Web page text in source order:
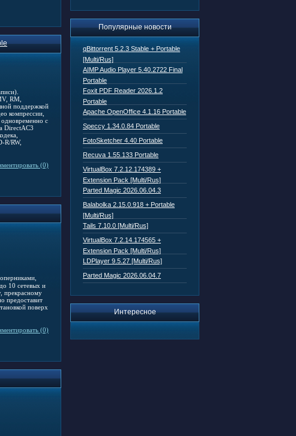
Популярные новости
qBittorrent 5.2.3 Stable + Portable
[Multi/Rus]
AIMP Audio Player 5.40.2722 Final
Portable
Foxit PDF Reader 2026.1.2
Portable
Apache OpenOffice 4.1.16 Portable
Speccy 1.34.0.84 Portable
FotoSketcher 4.40 Portable
Recuva 1.55.133 Portable
VirtualBox 7.2.12.174389 +
Extension Pack [Multi/Rus]
Parted Magic 2026.06.04.3
Balabolka 2.15.0.918 + Portable
[Multi/Rus]
Tails 7.10.0 [Multi/Rus]
VirtualBox 7.2.14.174565 +
Extension Pack [Multi/Rus]
LDPlayer 9.5.27 [Multi/Rus]
Parted Magic 2026.06.04.7
Интересное
RM,
поддержкой
компрессии,
одновременно с
DirectAC3
R/RW,
(0)
10 сетевых и
прекрасному
предоставит
поверх
(0)